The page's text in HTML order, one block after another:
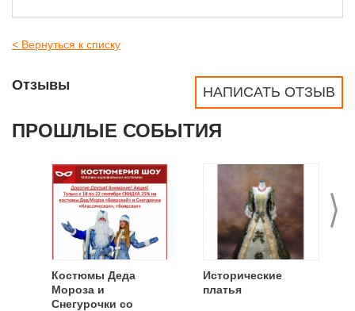
< Вернуться к списку
НАПИСАТЬ ОТЗЫВ
Отзывы
ПРОШЛЫЕ СОБЫТИЯ
>
Костюмы Деда
Мороза и
Снегурочки со
Исторические
платья